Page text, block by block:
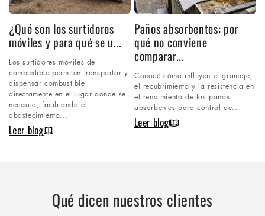
¿Qué son los surtidores
móviles y para qué se u...
Los surtidores móviles de
combustible permiten transportar y
dispensar combustible
directamente en el lugar donde se
necesita, facilitando el
abastecimiento...
Leer blog
Paños absorbentes: por
qué no conviene
comparar...
Conocé cómo influyen el gramaje,
el recubrimiento y la resistencia en
el rendimiento de los paños
absorbentes para control de...
Leer blog
Qué dicen nuestros clientes